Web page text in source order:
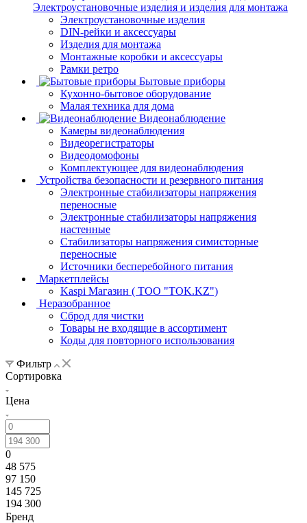
Электроустановочные изделия и изделия для монтажа
Электроустановочные изделия
DIN-рейки и аксессуары
Изделия для монтажа
Монтажные коробки и аксессуары
Рамки ретро
Бытовые приборы
Кухонно-бытовое оборудование
Малая техника для дома
Видеонаблюдение
Камеры видеонаблюдения
Видеорегистраторы
Видеодомофоны
Комплектующее для видеонаблюдения
Устройства безопасности и резервного питания
Электронные стабилизаторы напряжения
переносные
Электронные стабилизаторы напряжения
настенные
Стабилизаторы напряжения симисторные
переносные
Источники бесперебойного питания
Маркетплейсы
Kaspi Магазин ( ТОО "TOK.KZ")
Неразобранное
Сброд для чистки
Товары не входящие в ассортимент
Коды для повторного использования
Фильтр
Сортировка
Цена
0
48 575
97 150
145 725
194 300
Бренд